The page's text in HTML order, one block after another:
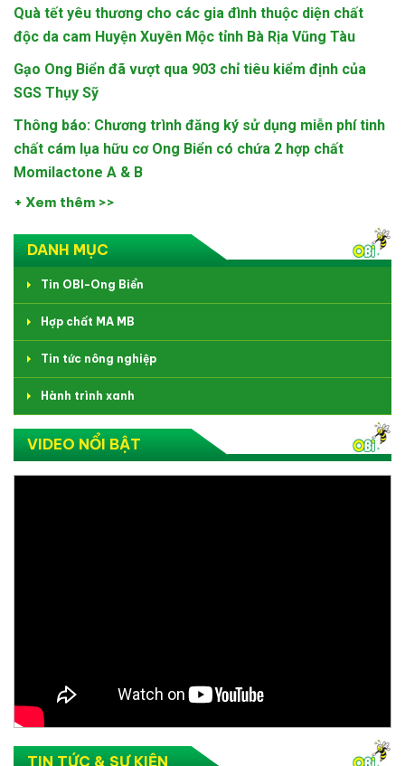
Quà tết yêu thương cho các gia đình thuộc diện chất
độc da cam Huyện Xuyên Mộc tỉnh Bà Rịa Vũng Tàu
Gạo Ong Biển đã vượt qua 903 chỉ tiêu kiểm định của
SGS Thụy Sỹ
Thông báo: Chương trình đăng ký sử dụng miễn phí tinh
chất cám lụa hữu cơ Ong Biển có chứa 2 hợp chất
Momilactone A & B
+ Xem thêm >>
DANH MỤC
Tin OBI-Ong Biển
Hợp chất MA MB
Tin tức nông nghiệp
Hành trình xanh
VIDEO NỔI BẬT
TIN TỨC & SỰ KIỆN